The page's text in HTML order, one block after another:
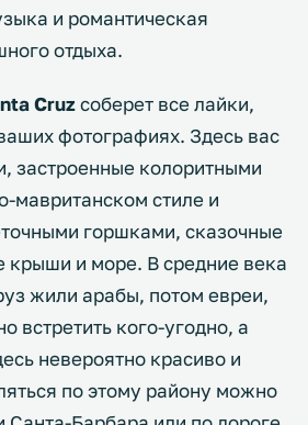
и романтическая
отдыха.
Cruzсоберет все лайки,
фотографиях. Здесь вас
застроенные колоритными
мавританском стиле и
горшками, сказочные
крыши и море. В средние века
жили арабы, потом евреи,
встретить кого-угодно, а
невероятно красиво и
по этому району можно